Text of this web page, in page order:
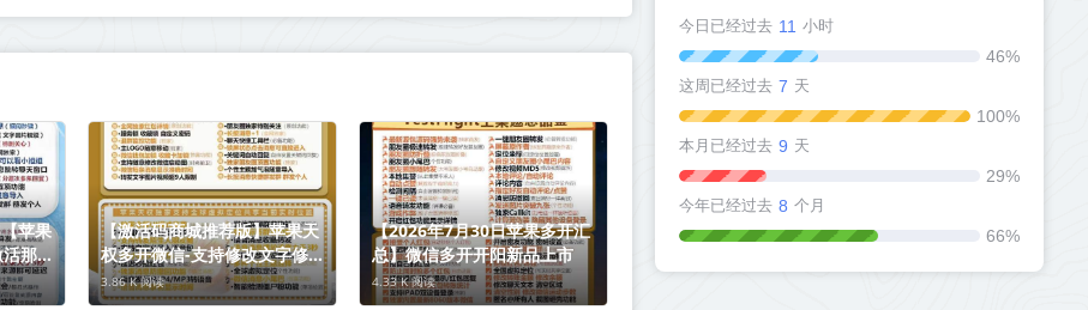
苹果
那商
【激活码商城推荐版】苹果天
权多开微信-支持修改文字修改
内容
3.86 K 阅读
【2026年7月30日苹果多开汇
总】微信多开开阳新品上市
4.33 K 阅读
今日已经过去 11 小时
46%
这周已经过去 7 天
100%
本月已经过去 9 天
29%
今年已经过去 8 个月
66%